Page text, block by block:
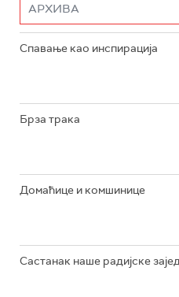
Спавање као инспирација
Брза трака
Домаћице и комшинице
Састанак наше радијске